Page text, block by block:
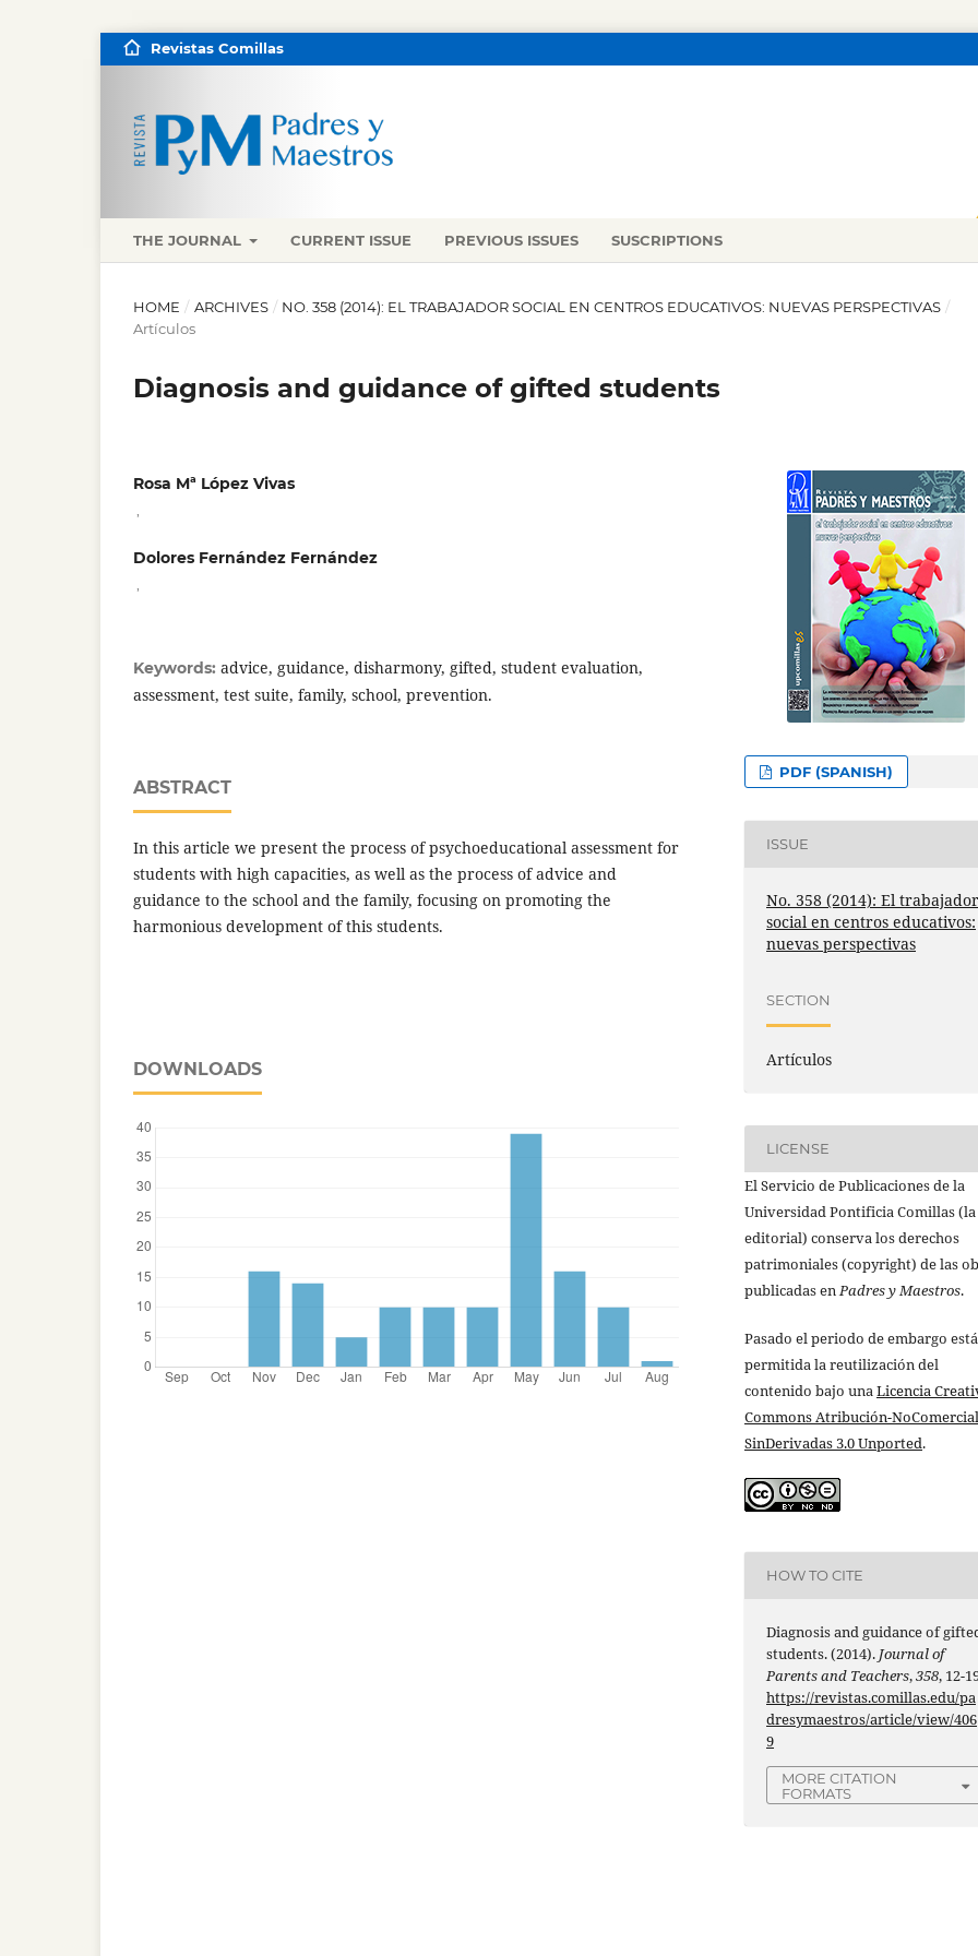
THE JOURNAL CURRENT ISSUE PREVIOUS ISSUES SUSCRIPTIONS
Revistas Comillas
HOME / ARCHIVES / NO. 358 (2014): EL TRABAJADOR SOCIAL EN CENTROS EDUCATIVOS: NUEVAS PERSPECTIVAS /
Artículos
Diagnosis and guidance of gifted students
Rosa Mª López Vivas
Dolores Fernández Fernández
Keywords: advice, guidance, disharmony, gifted, student evaluation,
assessment, test suite, family, school, prevention.
ABSTRACT
In this article we present the process of psychoeducational assessment for
students with high capacities, as well as the process of advice and
guidance to the school and the family, focusing on promoting the
harmonious development of this students.
DOWNLOADS
PDF (SPANISH)
ISSUE
No. 358 (2014): El
social en centros educativos:
nuevas perspectivas
SECTION
Artículos
LICENSE
El Servicio de Publicaciones de la
Universidad Pontificia Comillas (la
editorial) conserva los derechos
patrimoniales (copyright) de las
publicadas enPadres y Maestros.
Pasado el periodo de embargo está
permitida la reutilización del
contenido bajo unaLicencia
Commons Atribución-
SinDerivadas 3.0 Unported.
HOW TO CITE
Diagnosis and guidance of
students. (2014). Journal of
Parents and Teachers,358, 12-
https://revistas.comillas.edu/pa
dresymaestros/article/view/406
9
MORE CITATION
FORMATS